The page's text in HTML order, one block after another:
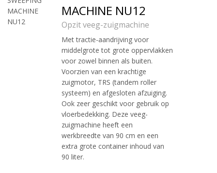
MACHINE NU12
Opzit veeg-zuigmachine
Met tractie-aandrijving voor
middelgrote tot grote oppervlakken
voor zowel binnen als buiten.
Voorzien van een krachtige
zuigmotor, TRS (tandem roller
systeem) en afgesloten afzuiging.
Ook zeer geschikt voor gebruik op
vloerbedekking. Deze veeg-
zuigmachine heeft een
werkbreedte van 90 cm en een
extra grote container inhoud van
90 liter.